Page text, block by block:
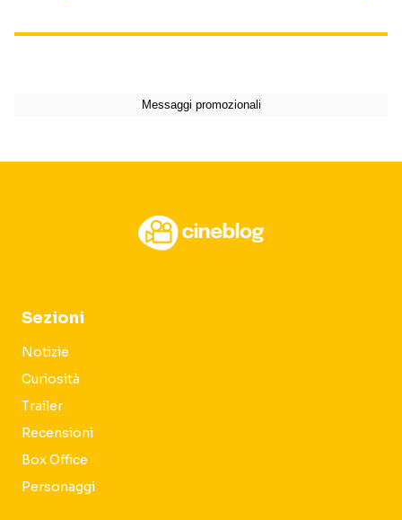
Sezioni
Notizie
Curiosità
Trailer
Recensioni
Box Office
Personaggi